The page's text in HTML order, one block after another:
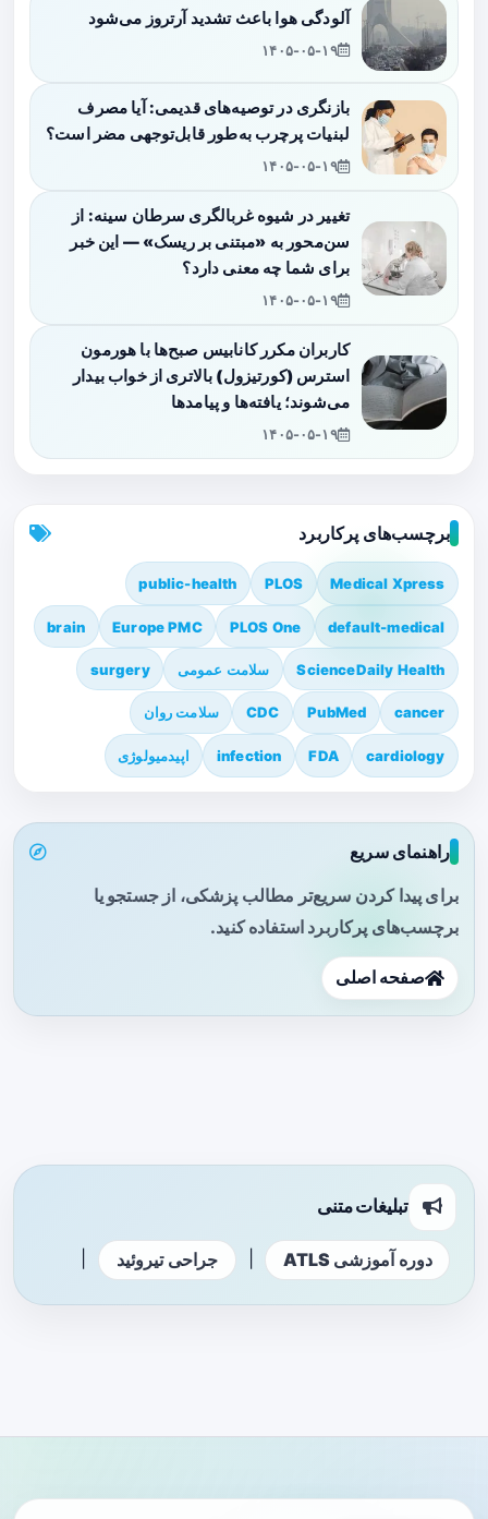
آلودگی هوا باعث تشدید آرتروز می‌شود
۱۴۰۵-۰۵-۱۹
بازنگری در توصیه‌های قدیمی: آیا مصرف
لبنیات پرچرب به‌طور قابل‌توجهی مضر است؟
۱۴۰۵-۰۵-۱۹
تغییر در شیوه غربالگری سرطان سینه: از
سن‌محور به «مبتنی بر ریسک» — این خبر
برای شما چه معنی دارد؟
۱۴۰۵-۰۵-۱۹
کاربران مکرر کانابیس صبح‌ها با هورمون
استرس (کورتیزول) بالاتری از خواب بیدار
می‌شوند؛ یافته‌ها و پیامدها
۱۴۰۵-۰۵-۱۹
برچسب‌های پرکاربرد
Medical Xpress
PLOS
public-health
default-medical
PLOS One
Europe PMC
brain
ScienceDaily Health سلامت عمومی surgery
cancer
PubMed
CDC سلامت روان
cardiology
FDA
infection اپیدمیولوژی
راهنمای سریع
برای پیدا کردن سریع‌تر مطالب پزشکی، از جستجو یا
برچسب‌های پرکاربرد استفاده کنید.
صفحه اصلی
تبلیغات متنی
دوره آموزشی ATLS جراحی تیروئید